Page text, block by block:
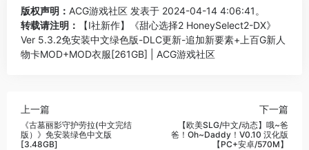
版权声明： ACG游戏社区 发表于 2024-04-14 4:06:41。
转载请注明：
【I社新作】《甜心选择2 HoneySelect2-DX》
Ver 5.3.2免安装中文绿色版-DLC更新-追加新要素+上百G新人
物卡MOD+MOD衣服[261GB] | ACG游戏社区
上一篇
《古墓丽影守护劳拉(中文完结
版）》免安装绿色中文版
[3.48GB]
下一篇
【欧美SLG/中文/动态】哦~爸
爸！Oh~Daddy！V0.10 汉化版
【PC+安卓/570M】